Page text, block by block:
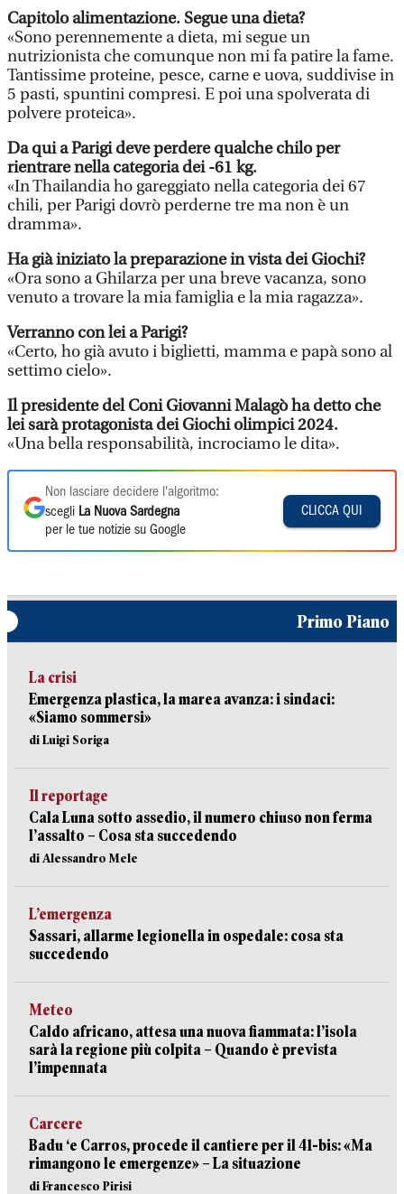
Capitolo alimentazione. Segue una dieta?
«Sono perennemente a dieta, mi segue un
nutrizionista che comunque non mi fa patire la fame.
Tantissime proteine, pesce, carne e uova, suddivise in
5 pasti, spuntini compresi. E poi una spolverata di
polvere proteica».
Da qui a Parigi deve perdere qualche chilo per
rientrare nella categoria dei -61 kg.
«In Thailandia ho gareggiato nella categoria dei 67
chili, per Parigi dovrò perderne tre ma non è un
dramma».
Ha già iniziato la preparazione in vista dei Giochi?
«Ora sono a Ghilarza per una breve vacanza, sono
venuto a trovare la mia famiglia e la mia ragazza».
Verranno con lei a Parigi?
«Certo, ho già avuto i biglietti, mamma e papà sono al
settimo cielo».
Il presidente del Coni Giovanni Malagò ha detto che
lei sarà protagonista dei Giochi olimpici 2024.
«Una bella responsabilità, incrociamo le dita».
Non lasciare decidere l'algoritmo:
scegli La Nuova Sardegna
per le tue notizie su Google
CLICCA QUI
Primo Piano
La crisi
Emergenza plastica, la marea avanza: i sindaci:
«Siamo sommersi»
di Luigi Soriga
Il reportage
Cala Luna sotto assedio, il numero chiuso non ferma
l’assalto – Cosa sta succedendo
di Alessandro Mele
L’emergenza
Sassari, allarme legionella in ospedale: cosa sta
succedendo
Meteo
Caldo africano, attesa una nuova fiammata: l’isola
sarà la regione più colpita – Quando è prevista
l’impennata
Carcere
Badu ‘e Carros, procede il cantiere per il 41-bis: «Ma
rimangono le emergenze» – La situazione
di Francesco Pirisi